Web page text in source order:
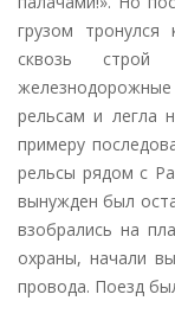
грузом
сквозь строй
рельсам и легла
примеру
рельсы рядом с
вынужден был
взобрались на
охраны, начали
провода. Поезд